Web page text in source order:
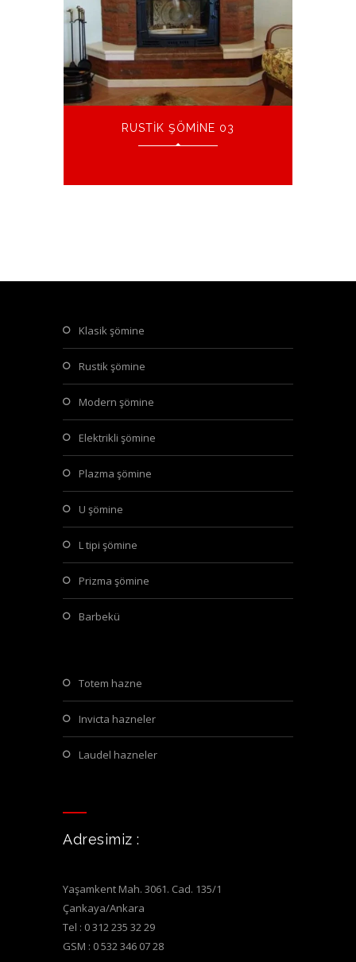
RUSTIK ŞÖMINE 03
klasik şömine
rustik şömine
modern şömine
elektrikli şömine
plazma şömine
u şömine
l tipi şömine
prizma şömine
barbekü
totem hazne
invicta hazneler
laudel hazneler
Adresimiz :
Yaşamkent Mah. 3061. Cad. 135/1
Çankaya/Ankara
Tel : 0 312 235 32 29
GSM : 0 532 346 07 28